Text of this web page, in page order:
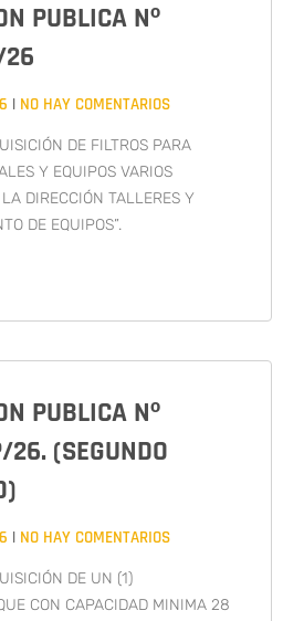
PUBLICA Nº
26
NO HAY COMENTARIOS
DE FILTROS PARA
Y EQUIPOS VARIOS
DIRECCIÓN TALLERES Y
DE EQUIPOS”.
PUBLICA Nº
(SEGUNDO
NO HAY COMENTARIOS
DE UN (1)
CON CAPACIDAD MINIMA 28